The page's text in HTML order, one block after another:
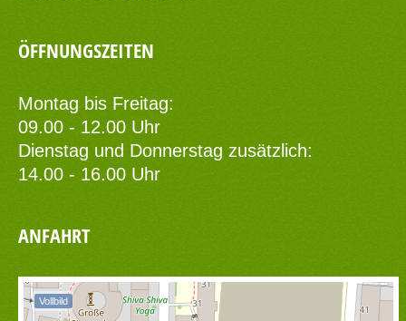
ÖFFNUNGSZEITEN
Montag bis Freitag:
09.00 - 12.00 Uhr
Dienstag und Donnerstag zusätzlich:
14.00 - 16.00 Uhr
ANFAHRT
Vollbild